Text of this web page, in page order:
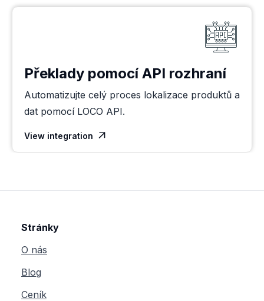
Překlady pomocí API rozhraní
Automatizujte celý proces lokalizace produktů a
dat pomocí LOCO API.
View integration 
Stránky
O nás
Blog
Ceník